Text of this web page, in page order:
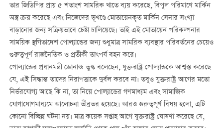
তার জিডিপির প্রায় ৫ শতাংশ সামরিক খাতে ব্যয় করেছে, বিপুল পরিমাণে মার্কিন
অস্ত্র ক্রয় করেছে এবং নিজেদের ভূখণ্ডে মোতায়েনকৃত মার্কিন সেনার সংখ্যা
বাড়ানোর জন্য সক্রিয়ভাবে চেষ্টা চালিয়েছে। তাই এই মোতায়েন পরিকল্পনার
সাময়িক স্থগিতাদেশ পোল্যান্ডের জন্য শুধুমাত্র সামরিক ব্যবস্থার পরিবর্তনের চেয়েও
গুরুত্বপূর্ণ রাজনৈতিক ও প্রতীকী তাৎপর্য বহন করে।
পোল্যান্ডের প্রধানমন্ত্রী ডোনাল্ড তুস্ক বলেছেন, যুক্তরাষ্ট্র পোল্যান্ডকে আশ্বস্ত করেছে
যে, এই সিদ্ধান্ত তাদের নিরাপত্তাকে দুর্বল করবে না। তবুও যুক্তরাষ্ট্র আগের মতো
নির্ভরযোগ্য আছে কি না, তা নিয়ে পোল্যান্ডের গণমাধ্যম এবং সামাজিক
যোগাযোগমাধ্যমে আলোচনা তীব্রতর হয়েছে। আরও গুরুত্বপূর্ণ বিষয় হলো, এটি
কোনো বিচ্ছিন্ন ঘটনা নয়। মাত্র কয়েক সপ্তাহ আগে যুক্তরাষ্ট্র ঘোষণা করেছে যে,